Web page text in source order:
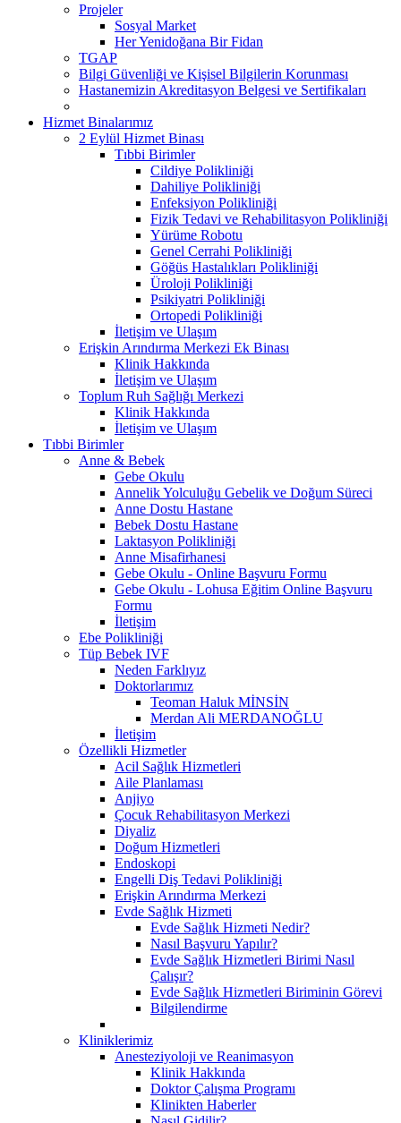
Projeler
Sosyal Market
Her Yenidoğana Bir Fidan
TGAP
Bilgi Güvenliği ve Kişisel Bilgilerin Korunması
Hastanemizin Akreditasyon Belgesi ve Sertifikaları
Hizmet Binalarımız
2 Eylül Hizmet Binası
Tıbbi Birimler
Cildiye Polikliniği
Dahiliye Polikliniği
Enfeksiyon Polikliniği
Fizik Tedavi ve Rehabilitasyon Polikliniği
Yürüme Robotu
Genel Cerrahi Polikliniği
Göğüs Hastalıkları Polikliniği
Üroloji Polikliniği
Psikiyatri Polikliniği
Ortopedi Polikliniği
İletişim ve Ulaşım
Erişkin Arındırma Merkezi Ek Binası
Klinik Hakkında
İletişim ve Ulaşım
Toplum Ruh Sağlığı Merkezi
Klinik Hakkında
İletişim ve Ulaşım
Tıbbi Birimler
Anne & Bebek
Gebe Okulu
Annelik Yolculuğu Gebelik ve Doğum Süreci
Anne Dostu Hastane
Bebek Dostu Hastane
Laktasyon Polikliniği
Anne Misafirhanesi
Gebe Okulu - Online Başvuru Formu
Gebe Okulu - Lohusa Eğitim Online Başvuru
Formu
İletişim
Ebe Polikliniği
Tüp Bebek IVF
Neden Farklıyız
Doktorlarımız
Teoman Haluk MİNSİN
Merdan Ali MERDANOĞLU
İletişim
Özellikli Hizmetler
Acil Sağlık Hizmetleri
Aile Planlaması
Anjiyo
Çocuk Rehabilitasyon Merkezi
Diyaliz
Doğum Hizmetleri
Endoskopi
Engelli Diş Tedavi Polikliniği
Erişkin Arındırma Merkezi
Evde Sağlık Hizmeti
Evde Sağlık Hizmeti Nedir?
Nasıl Başvuru Yapılır?
Evde Sağlık Hizmetleri Birimi Nasıl
Çalışır?
Evde Sağlık Hizmetleri Biriminin Görevi
Bilgilendirme
Kliniklerimiz
Anesteziyoloji ve Reanimasyon
Klinik Hakkında
Doktor Çalışma Programı
Klinikten Haberler